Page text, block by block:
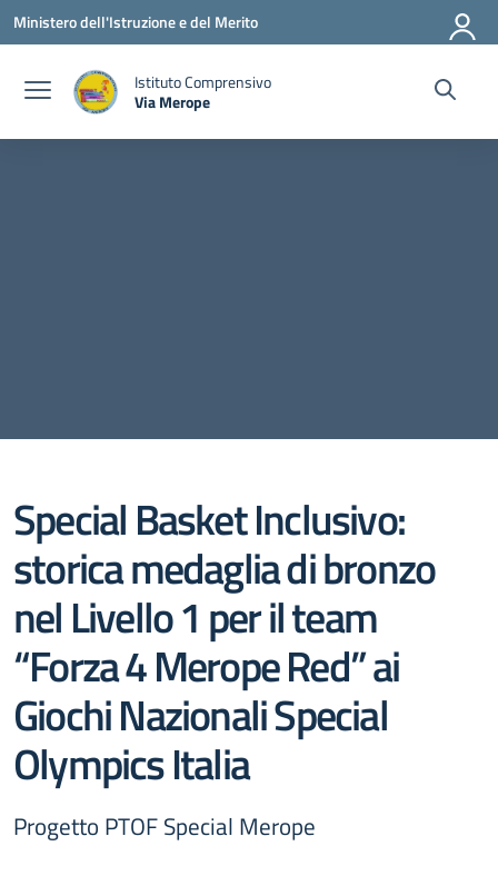
Vai ai contenuti
Vai al menu di navigazione
Vai al footer
Ministero dell'Istruzione e del Merito
Istituto Comprensivo
Via Merope
Special Basket Inclusivo:
storica medaglia di bronzo
nel Livello 1 per il team
“Forza 4 Merope Red” ai
Giochi Nazionali Special
Olympics Italia
Progetto PTOF Special Merope